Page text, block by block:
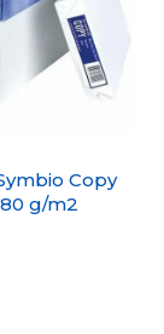
Copy
g/m2